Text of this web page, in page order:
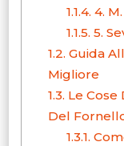
1.1.4. 4.
1.1.5. 5.
1.2. Guida
Migliore
1.3. Le Cose
Del
1.3.1.